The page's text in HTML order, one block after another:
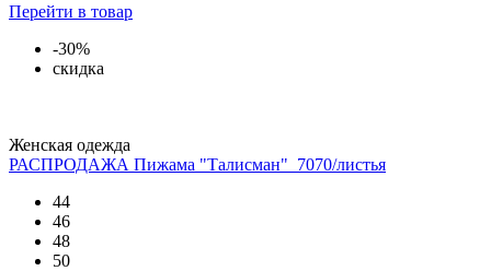
Перейти в товар
-30%
скидка
Женская одежда
РАСПРОДАЖА Пижама "Талисман"_7070/листья
44
46
48
50